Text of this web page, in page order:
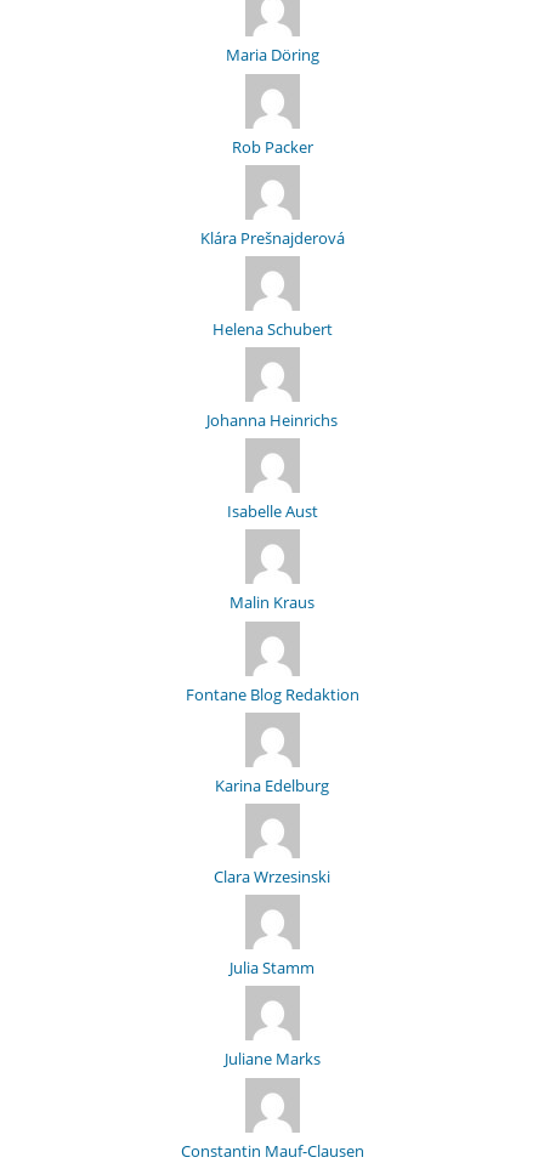
Maria Döring
Rob Packer
Klára Prešnajderová
Helena Schubert
Johanna Heinrichs
Isabelle Aust
Malin Kraus
Fontane Blog Redaktion
Karina Edelburg
Clara Wrzesinski
Julia Stamm
Juliane Marks
Constantin Mauf-Clausen